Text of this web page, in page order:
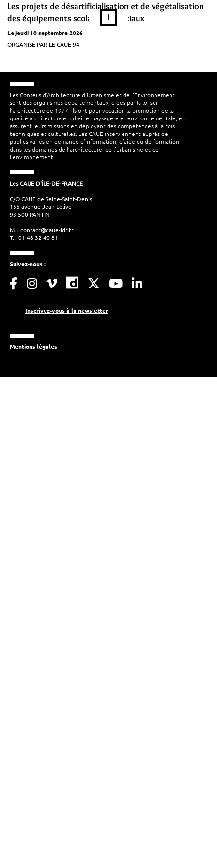
Les projets de désartificialisation et de végétalisation
des équipements scolaires et sociaux
Le jeudi 10 septembre 2026
ORGANISÉ PAR LE CAUE 94
Les Conseils d’Architecture d’Urbanisme et de l’Environnement
sont des organismes départementaux, créés par la loi sur
l’architecture de 1977. Ils ont pour vocation la promotion de la
qualité architecturale, urbaine, paysagère et environnementale, et
assurent leurs missions en déployant des compétences à la fois
techniques et culturelles. Les CAUE interviennent auprès de
publics variés en demande d’information, d’aide ou de formation
dans les domaines de l’architecture, de l’urbanisme et de
l’environnement.
Les CAUE D'ÎLE-DE-FRANCE
C/O CAUE de Seine-Saint-Denis
155 avenue Jean Lolive
93 500 PANTIN
M. :contact@caue-idf.fr
T. : 01 48 32 40 81
Suivez-nous :
Inscrivez-vous à la newsletter
Mentions légales